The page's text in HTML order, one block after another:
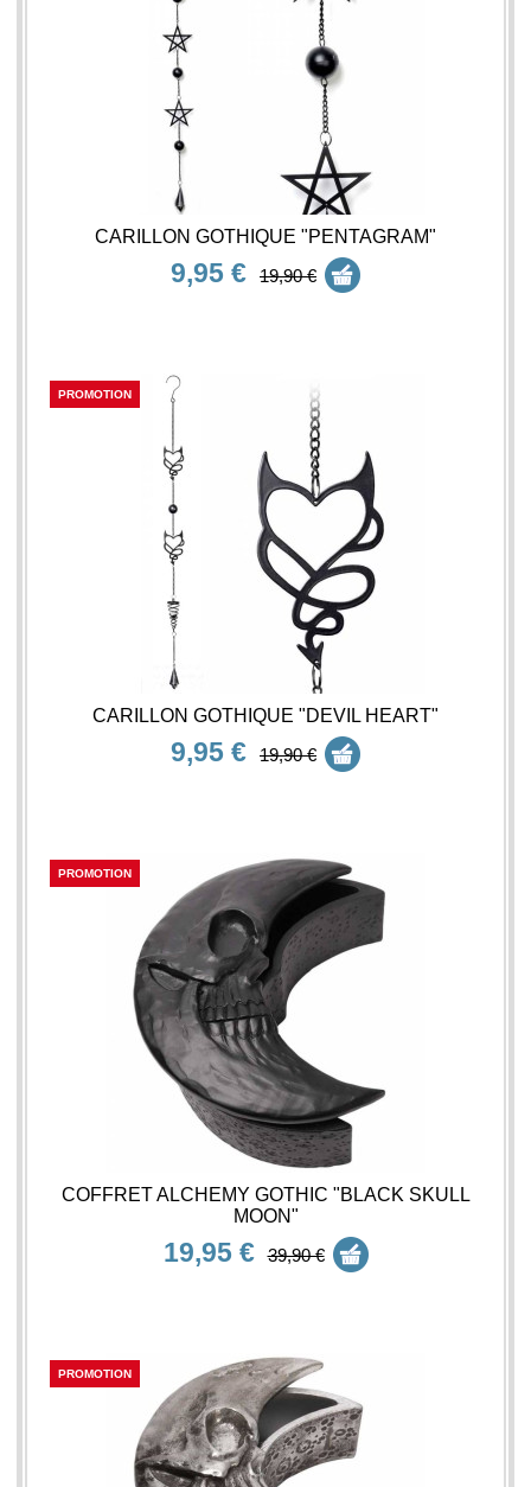
CARILLON GOTHIQUE "PENTAGRAM"
9,95 € 19,90 €
PROMOTION
CARILLON GOTHIQUE "DEVIL HEART"
9,95 € 19,90 €
PROMOTION
COFFRET ALCHEMY GOTHIC "BLACK SKULL
MOON"
19,95 € 39,90 €
PROMOTION